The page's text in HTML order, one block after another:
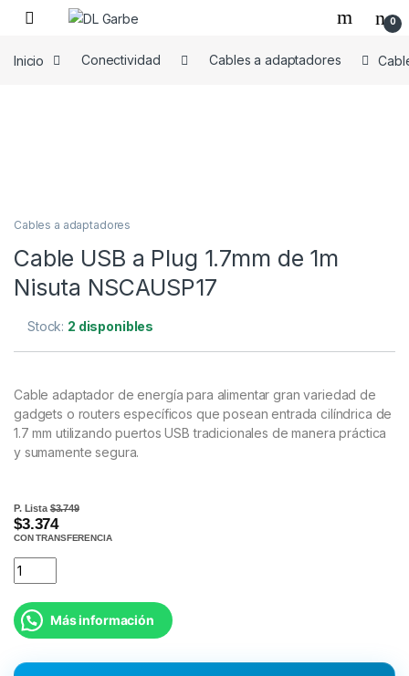
0
Inicio Conectividad Cables a adaptadores
Cables a adaptadores
Cable USB a Plug 1.7mm de 1m
Nisuta NSCAUSP17
Stock: 2 disponibles
Cable adaptador de energía para alimentar gran variedad de
gadgets o routers específicos que posean entrada cilíndrica de
1.7 mm utilizando puertos USB tradicionales de manera práctica
y sumamente segura.
P. Lista$3.749
$3.374
CON TRANSFERENCIA
Más información